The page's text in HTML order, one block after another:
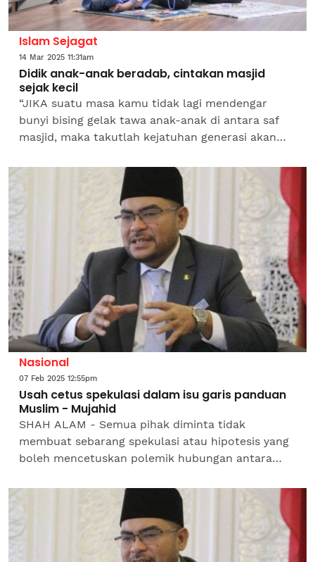
Islam Sejagat
14 Mar 2025 11:31am
Didik anak-anak beradab, cintakan masjid
sejak kecil
“JIKA suatu masa kamu tidak lagi mendengar
bunyi bising gelak tawa anak-anak di antara saf
masjid, maka takutlah kejatuhan generasi akan
penakluk...
Nasional
07 Feb 2025 12:55pm
Usah cetus spekulasi dalam isu garis panduan
Muslim - Mujahid
SHAH ALAM - Semua pihak diminta tidak
membuat sebarang spekulasi atau hipotesis yang
boleh mencetuskan polemik hubungan antara
Presiden Parti Amanah Negara,...